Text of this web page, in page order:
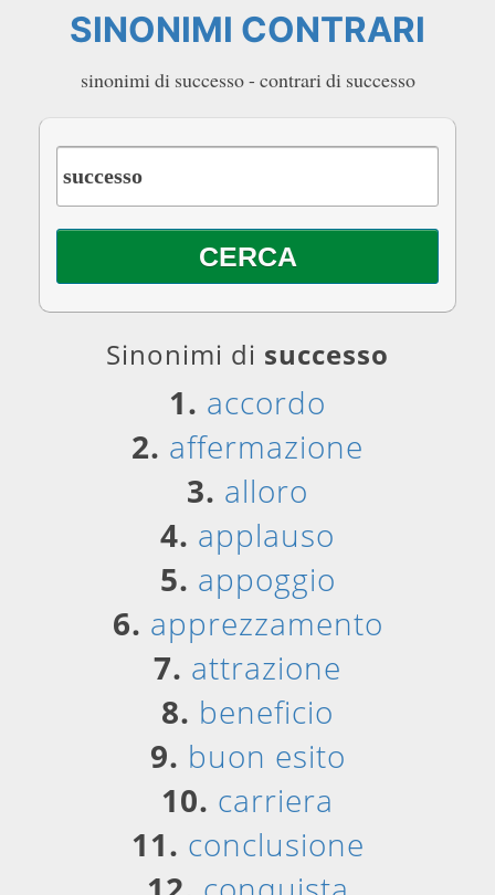
SINONIMI CONTRARI
sinonimi di successo - contrari di successo
Sinonimi di successo
1. accordo
2. affermazione
3. alloro
4. applauso
5. appoggio
6. apprezzamento
7. attrazione
8. beneficio
9. buon esito
10. carriera
11. conclusione